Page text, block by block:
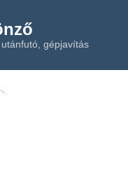
gépjavítás